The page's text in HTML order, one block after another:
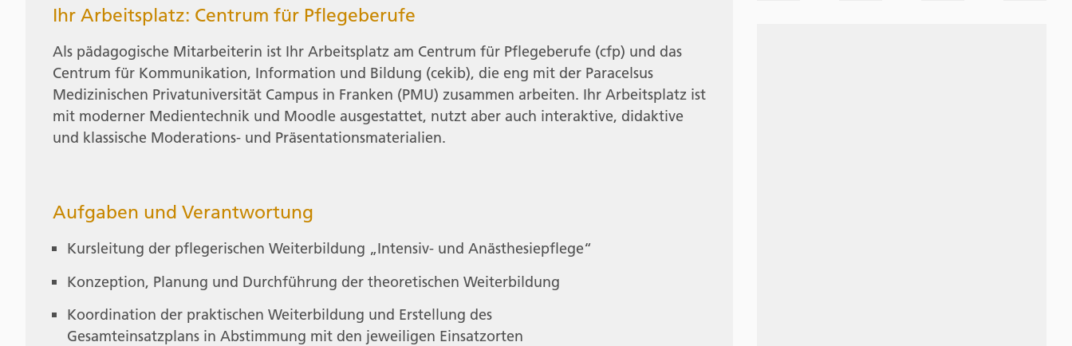
Ihr Arbeitsplatz: Centrum für Pflegeberufe
Als pädagogische Mitarbeiterin ist Ihr Arbeitsplatz am Centrum für Pflegeberufe (cfp) und das
Centrum für Kommunikation, Information und Bildung (cekib), die eng mit der Paracelsus
Medizinischen Privatuniversität Campus in Franken (PMU) zusammen arbeiten. Ihr Arbeitsplatz ist
mit moderner Medientechnik und Moodle ausgestattet, nutzt aber auch interaktive, didaktive
und klassische Moderations- und Präsentationsmaterialien.
Aufgaben und Verantwortung
Kursleitung der pflegerischen Weiterbildung „Intensiv- und Anästhesiepflege“
Konzeption, Planung und Durchführung der theoretischen Weiterbildung
Koordination der praktischen Weiterbildung und Erstellung des
Gesamteinsatzplans in Abstimmung mit den jeweiligen Einsatzorten